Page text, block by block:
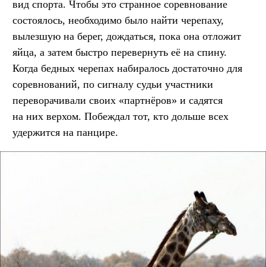
вид спорта. Чтобы это странное соревнование
состоялось, необходимо было найти черепаху,
вылезшую на берег, дождаться, пока она отложит
яйца, а затем быстро перевернуть её на спину.
Когда бедных черепах набиралось достаточно для
соревнований, по сигналу судьи участники
переворачивали своих «партнёров» и садятся
на них верхом. Побеждал тот, кто дольше всех
удержится на панцире.